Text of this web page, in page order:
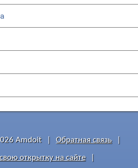
Amdoit Обратная связь
открытку на сайте